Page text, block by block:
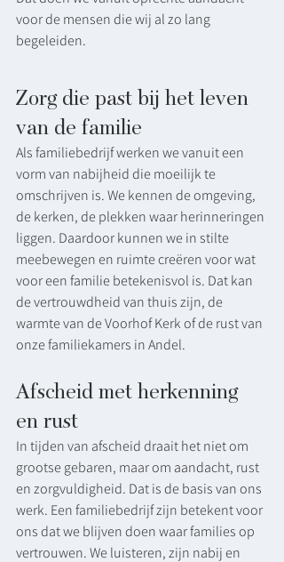
voor de mensen die wij al zo lang
begeleiden.
Zorg die past bij het leven
van de familie
Als familiebedrijf werken we vanuit een
vorm van nabijheid die moeilijk te
omschrijven is. We kennen de omgeving,
de kerken, de plekken waar herinneringen
liggen. Daardoor kunnen we in stilte
meebewegen en ruimte creëren voor wat
voor een familie betekenisvol is. Dat kan
de vertrouwdheid van thuis zijn, de
warmte van de Voorhof Kerk of de rust van
onze familiekamers in Andel.
Afscheid met herkenning
en rust
In tijden van afscheid draait het niet om
grootse gebaren, maar om aandacht, rust
en zorgvuldigheid. Dat is de basis van ons
werk. Een familiebedrijf zijn betekent voor
ons dat we blijven doen waar families op
vertrouwen. We luisteren, zijn nabij en